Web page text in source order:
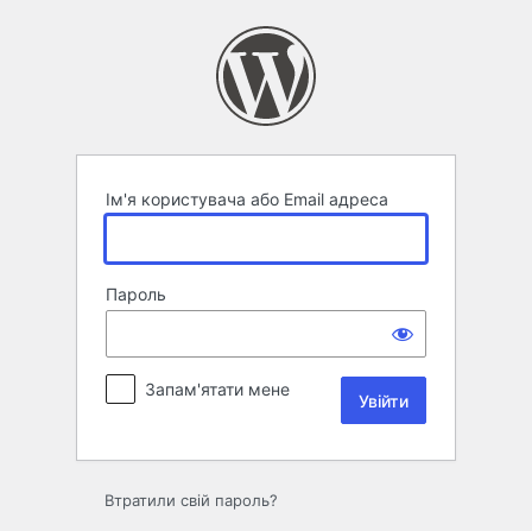
Ім'я користувача або Email адреса
Пароль
Запам'ятати мене
Втратили свій пароль?